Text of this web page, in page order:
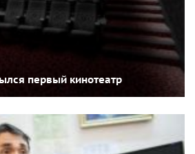
первый кинотеатр